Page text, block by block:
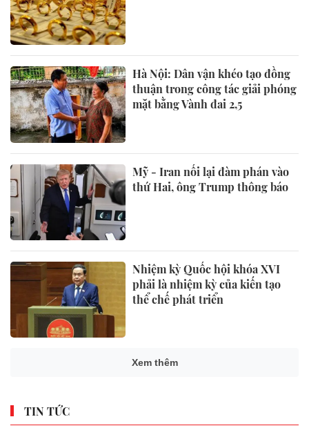
Hà Nội: Dân vận khéo tạo đồng
thuận trong công tác giải phóng
mặt bằng Vành đai 2,5
Mỹ - Iran nối lại đàm phán vào
thứ Hai, ông Trump thông báo
Nhiệm kỳ Quốc hội khóa XVI
phải là nhiệm kỳ của kiến tạo
thể chế phát triển
Xem thêm
TIN TỨC